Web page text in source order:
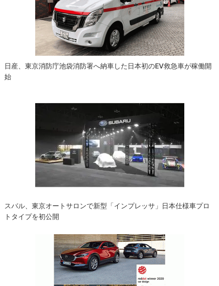
日産、東京消防庁池袋消防署へ納車した日本初のEV救急車が稼働開
始
スバル、東京オートサロンで新型「インプレッサ」日本仕様車プロ
トタイプを初公開